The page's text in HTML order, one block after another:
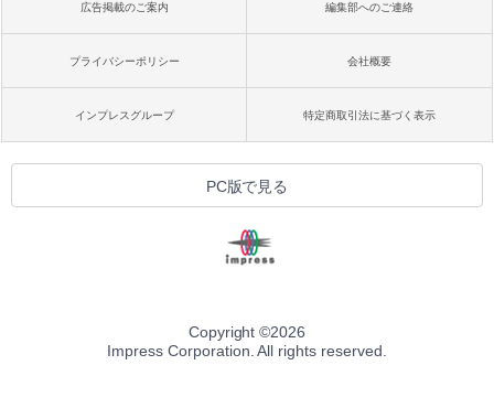
広告掲載のご案内 編集部へのご連絡
プライバシーポリシー 会社概要
インプレスグループ 特定商取引法に基づく表示
PC版で見る
Copyright ©2026
Impress Corporation. All rights reserved.